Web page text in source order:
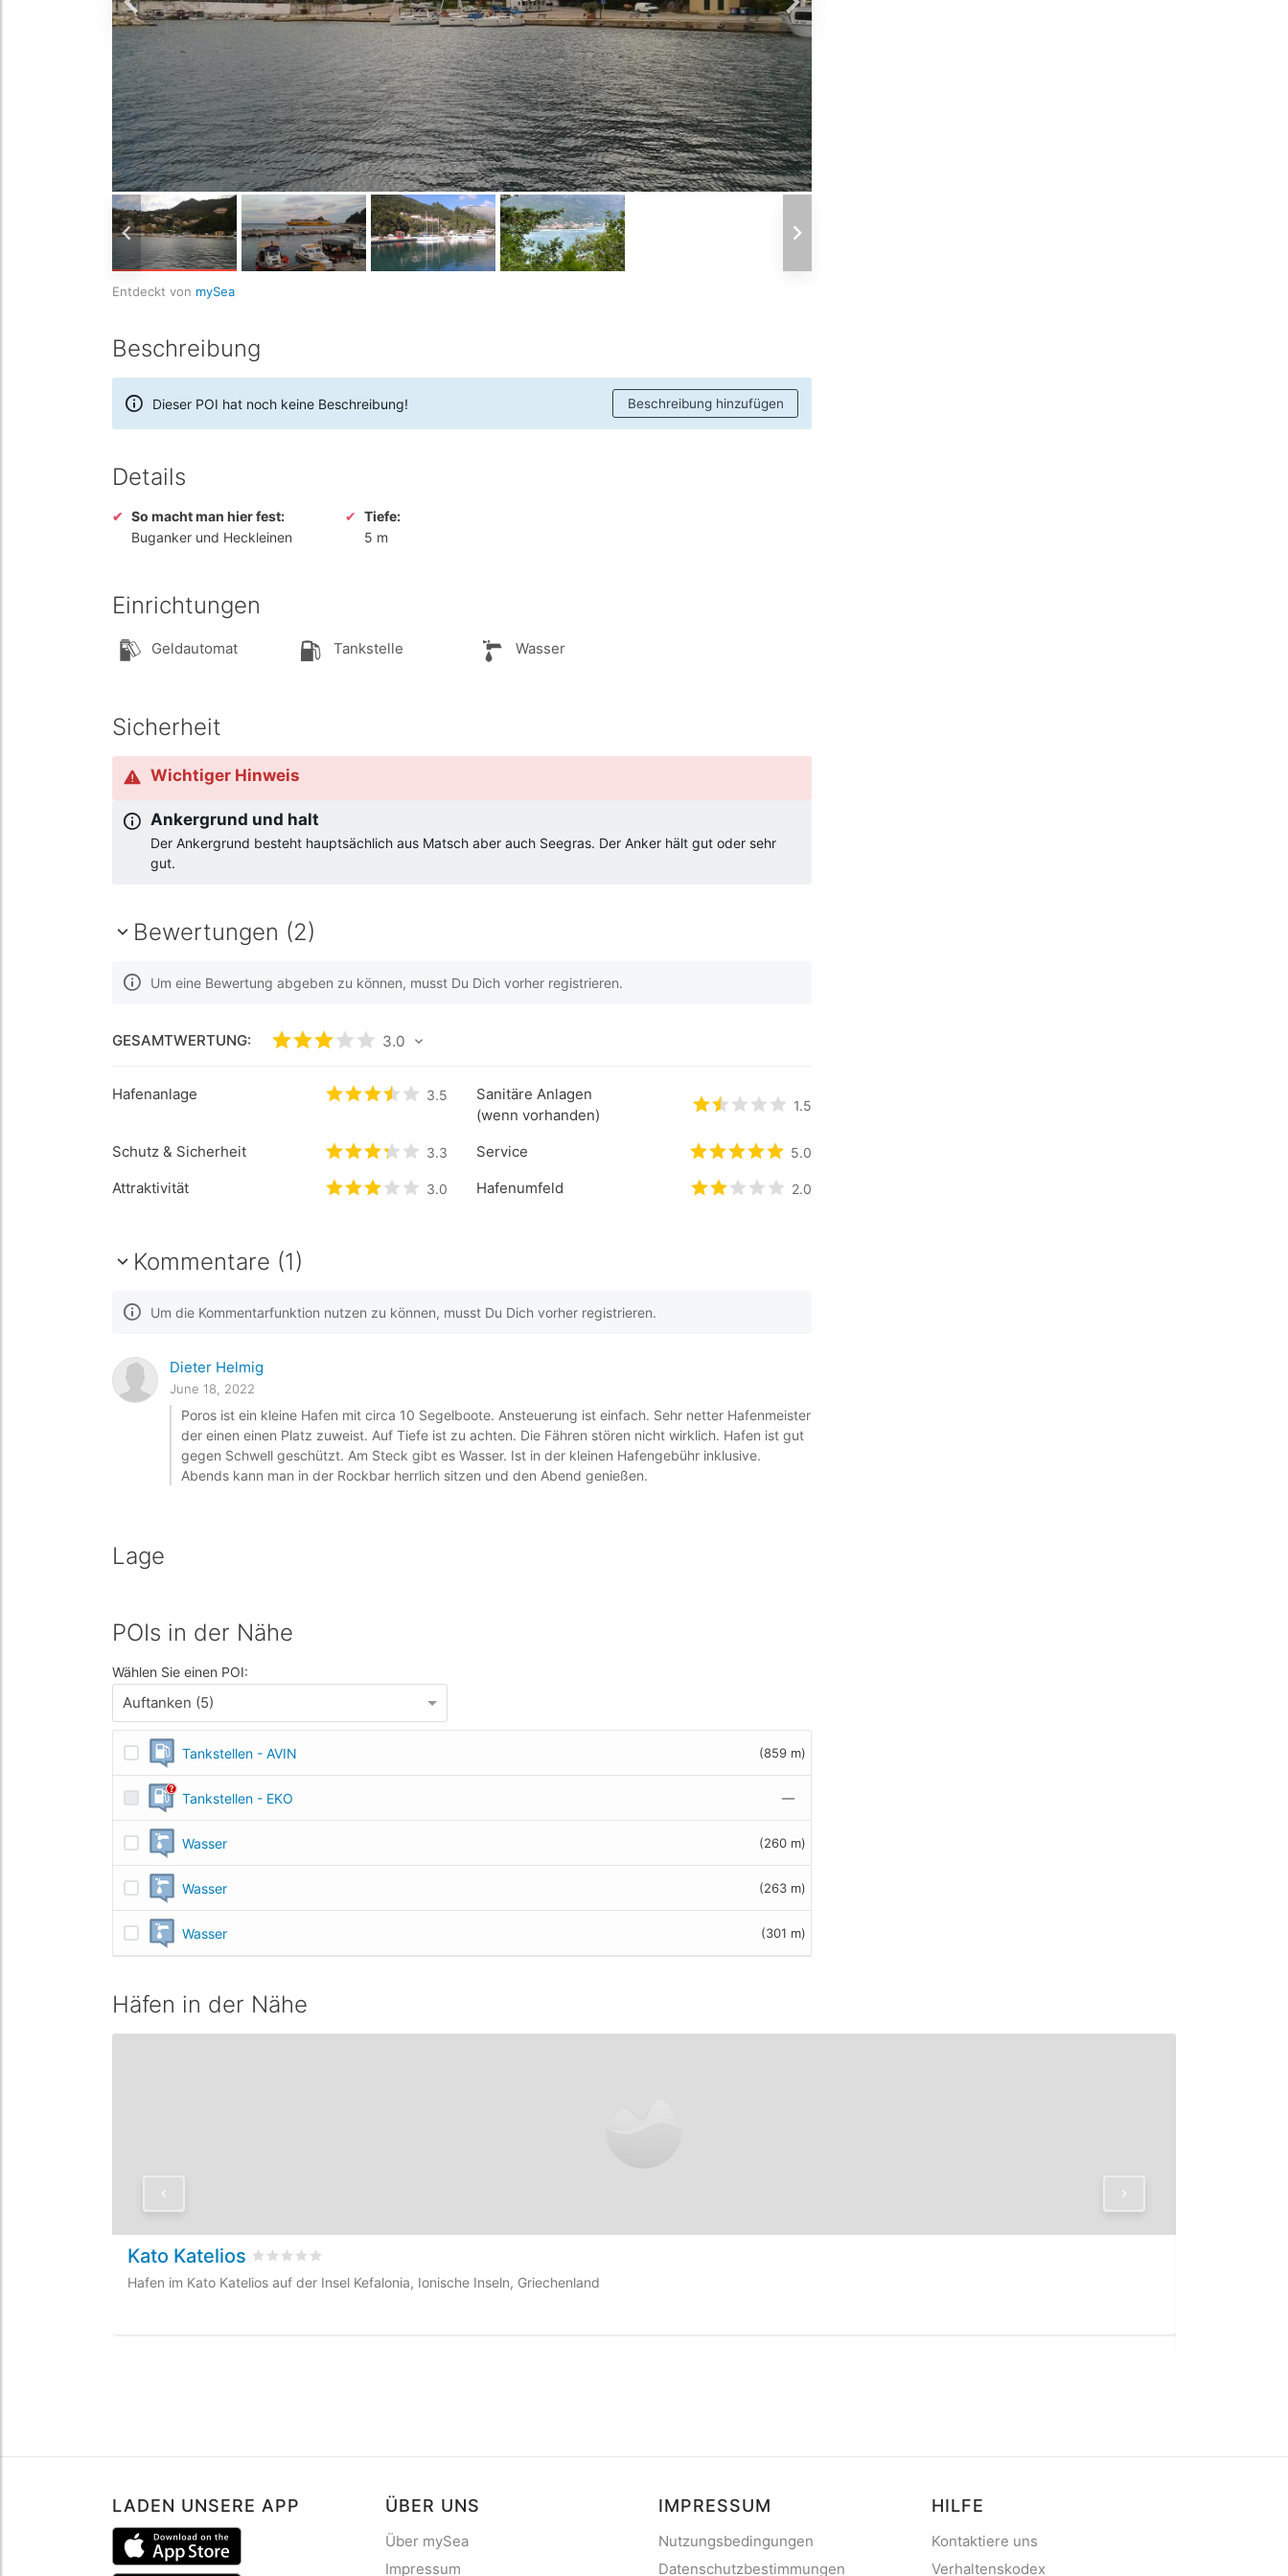
Entdeckt von mySea
Beschreibung
Dieser POI hat noch keine Beschreibung! Beschreibung hinzufügen
Details
So macht man hier fest:
Buganker und Heckleinen
Tiefe:
5 m
Einrichtungen
Geldautomat Tankstelle Wasser
Sicherheit
Wichtiger Hinweis
Ankergrund und halt
Der Ankergrund besteht hauptsächlich aus Matsch aber auch Seegras. Der Anker hält gut oder sehr
gut.
Bewertungen (2)
Um eine Bewertung abgeben zu können, musst Du Dich vorher registrieren.
GESAMTWERTUNG: bewertet3 /5 beyogen auf
3.0
Hafenanlage bewertet3.5/5 beyogen auf0 Kundenbewertungen
3.5
Sanitäre Anlagen
(wenn vorhanden)
bewertet1.5/5 beyogen auf
1.5
Schutz & Sicherheit bewertet3.3/5 beyogen auf Kundenbewertungen
3.3 Service bewertet5 /5 beyogen auf
5.0
Attraktivität bewertet3 /5 beyogen auf Kundenbewertungen
3.0 Hafenumfeld bewertet2 /5 beyogen auf
2.0
Kommentare (1)
Um die Kommentarfunktion nutzen zu können, musst Du Dich vorher registrieren.
Dieter Helmig
June 18, 2022
Poros ist ein kleine Hafen mit circa 10 Segelboote. Ansteuerung ist einfach. Sehr netter Hafenmeister
der einen einen Platz zuweist. Auf Tiefe ist zu achten. Die Fähren stören nicht wirklich. Hafen ist gut
gegen Schwell geschützt. Am Steck gibt es Wasser. Ist in der kleinen Hafengebühr inklusive.
Abends kann man in der Rockbar herrlich sitzen und den Abend genießen.
Lage
POIs in der Nähe
Wählen Sie einen POI:
Auftanken (5)
Tankstellen - AVIN (859 m)
Tankstellen - EKO —
Wasser (260 m)
Wasser (263 m)
Wasser (301 m)
Häfen in der Nähe
Kato Katelios bewertet0
Hafen im Kato Katelios auf der Insel Kefalonia, Ionische Inseln, Griechenland
LADEN UNSERE APP ÜBER UNS
Über mySea
Impressum
IMPRESSUM
Nutzungsbedingungen
Datenschutzbestimmungen
HILFE
Kontaktiere uns
Verhaltenskodex